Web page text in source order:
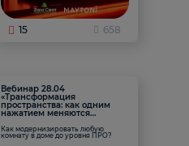
15 658
Вебинар 28.04
«Трансформация
пространства: как одним
нажатием меняются
Как модернизировать любую
комнату в доме до уровня ПРО?